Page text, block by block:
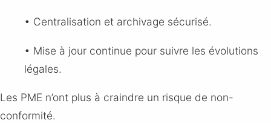
• Centralisation et archivage sécurisé.
• Mise à jour continue pour suivre les évolutions
légales.
Les PME n’ont plus à craindre un risque de non-
conformité.